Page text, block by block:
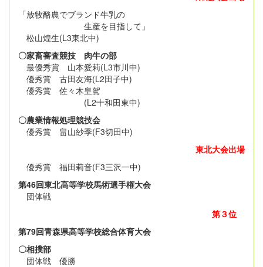
「放牧酪農でブランド牛乳の
生産を目指して」
松山煌生(L3東北中)
〇家畜審査競技 肉牛の部
最優秀賞 山本愛莉(L3市川中)
優秀賞 古田友海(L2田子中)
優秀賞 佐々木皇駕
(L2十和田東中)
〇農業情報処理競技会
優秀賞 畠山紗季(F3切田中)
東北大会出場
優秀賞 福田莉音(F3三沢一中)
第46回東北高等学校馬術選手権大会
団体戦
第３位
第79回青森県高等学校総合体育大会
〇相撲部
団体戦 優勝